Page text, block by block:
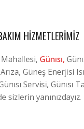
HIZMETLERIMIZ
Mahallesi, Günısı,
Arıza, Güneş
Servisi, Günısı
sizlerin yanınızdayız.